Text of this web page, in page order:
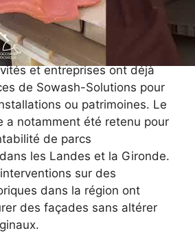
le Sud-Ouest
et entreprises ont déjà
de Sowash-Solutions pour
ou patrimoines. Le
a notamment été retenu pour
de parcs
les Landes et la Gironde.
sur des
dans la région ont
des façades sans altérer